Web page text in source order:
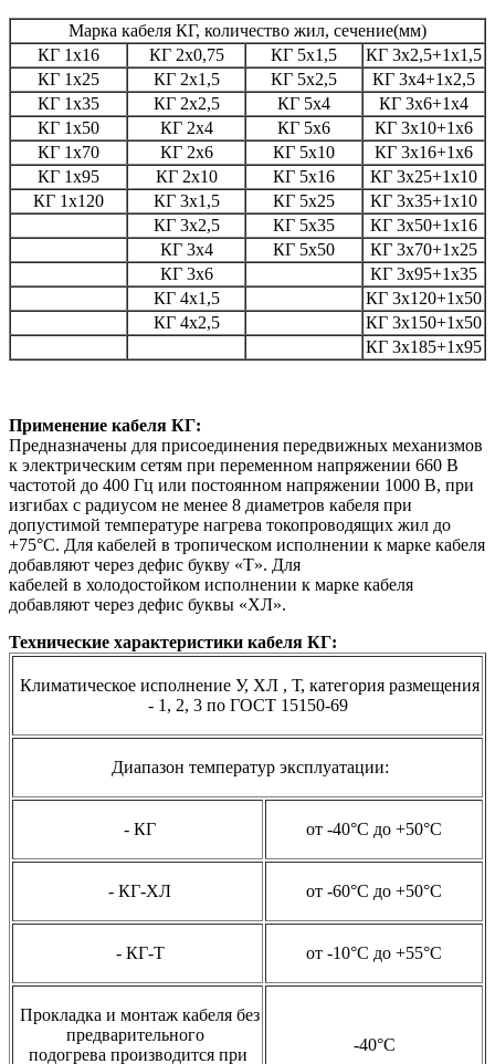
Марка кабеля КГ, количество жил, сечение(мм)
КГ 1х16
КГ 2х0,75 КГ 5х1,5
КГ 3х2,5+1х1,5
КГ 1х25
КГ 2х1,5 КГ 5х2,5
КГ 3х4+1х2,5
КГ 1х35
КГ 2х2,5 КГ 5х4
КГ 3х6+1х4
КГ 1х50
КГ 2х4 КГ 5х6
КГ 3х10+1х6
КГ 1х70
КГ 2х6 КГ 5х10
КГ 3х16+1х6
КГ 1х95
КГ 2х10 КГ 5х16
КГ 3х25+1х10
КГ 1х120
КГ 3х1,5 КГ 5х25
КГ 3х35+1х10
КГ 3х2,5
КГ 5х35
КГ 3х50+1х16
КГ 3х4
КГ 5х50
КГ 3х70+1х25
КГ 3х6
КГ 3х95+1х35
КГ 4х1,5
КГ 3х120+1х50
КГ 4х2,5
КГ 3х150+1х50
КГ 3х185+1х95
Применение кабеля КГ:
Предназначены для присоединения передвижных механизмов
к электрическим сетям при переменном напряжении 660 В
частотой до 400 Гц или постоянном напряжении 1000 В, при
изгибах с радиусом не менее 8 диаметров кабеля при
допустимой температуре нагрева токопроводящих жил до
+75°С. Для кабелей в тропическом исполнении к марке кабеля
добавляют через дефис букву «Т». Для
кабелей в холодостойком исполнении к марке кабеля
добавляют через дефис буквы «ХЛ».
Технические характеристики кабеля КГ:
Климатическое исполнение У, ХЛ , Т, категория размещения
- 1, 2, 3 по ГОСТ 15150-69
Диапазон температур эксплуатации:
- КГ от -40°С до +50°С
- КГ-ХЛ от -60°С до +50°С
- КГ-Т от -10°С до +55°С
Прокладка и монтаж кабеля без
предварительного
подогрева производится при
-40°С